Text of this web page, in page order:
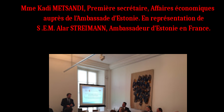
Mme Kadi METSANDI, Première secrétaire,Affaires économiques
auprès de l’Ambassade d’Estonie.En représentation de
S .E.M.Alar STREIMANN, Ambassadeur d’Estonie en France.